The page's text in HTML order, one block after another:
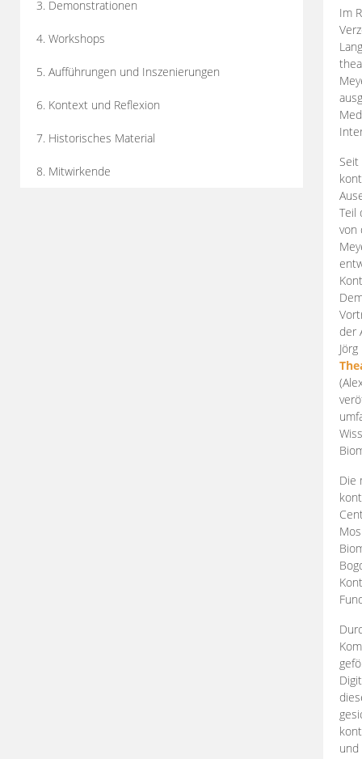
3. Demonstrationen
4. Workshops
5. Aufführungen und Inszenierungen
6. Kontext und Reflexion
7. Historisches Material
8. Mitwirkende
Im
Teil
von
der
Die